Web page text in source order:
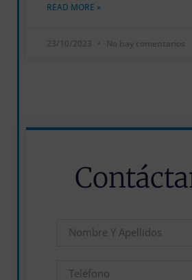
READ MORE »
23/10/2023 No hay comentarios